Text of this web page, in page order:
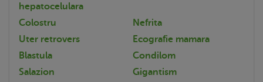
hepatocelulara
Colostru
Nefrita
Uter retrovers
Ecografie mamara
Blastula
Condilom
Salazion
Gigantism